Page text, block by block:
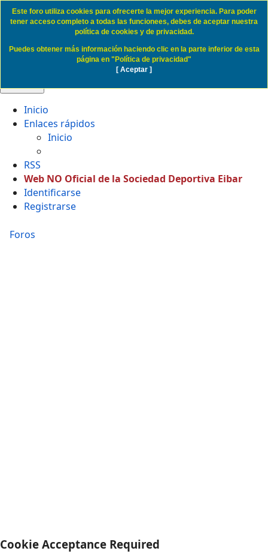
Cookie Access SD Eibar
Inicio
Enlaces rápidos
Inicio
RSS
Web NO Oficial de la Sociedad Deportiva Eibar
Identificarse
Registrarse
Foros
Cookie Acceptance Required
Este foro utiliza cookies para ofrecerte la mejor experiencia. Para poder
tener acceso completo a todas las funcionees, debes de aceptar nuestra
política de cookies y de privacidad.
Puedes obtener más información haciendo clic en la parte inferior de esta
página en "Política de privacidad"
[ Aceptar ]